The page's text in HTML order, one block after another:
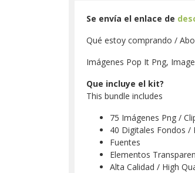
Se envía el enlace de
Qué estoy comprando /
Imágenes Pop It Png,
Que incluye el kit?
This bundle includes
75 Imágenes Png /
40 Digitales Fondos /
Fuentes
Elementos
Alta Calidad / High